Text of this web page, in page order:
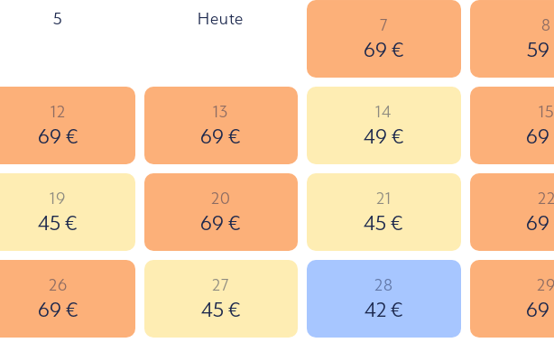
5 Heute 7
69 €
8
59
12
69 €
13
69 €
14
49 €
15
69
19
45 €
20
69 €
21
45 €
22
69
26
69 €
27
45 €
28
42 €
29
69